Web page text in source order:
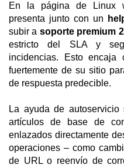
En la página de Linux
presenta junto con un
subir a soporte premium
estricto del SLA y
incidencias. Esto encaja
fuertemente de su sitio
de respuesta predecible.
La ayuda de
artículos de base de
enlazados directamente
operaciones – como
de URL o reenvío de